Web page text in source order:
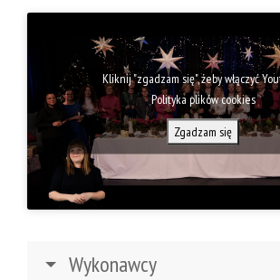
Kliknij "zgadzam się", żeby włączyć
Polityka plików cookies
Zgadzam się
Wykonawcy